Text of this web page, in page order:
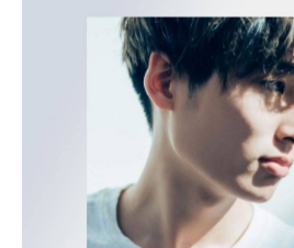
り入れたカットが人気です。特に、
ンジが可能なスタイルが多く、ファ
って魅力的な選択肢となります。
具体的には、世田谷区の美容室では
スタイルが注目されています。この
り、かつスタイリッシュであるため
ています。さらに、個々のライフス